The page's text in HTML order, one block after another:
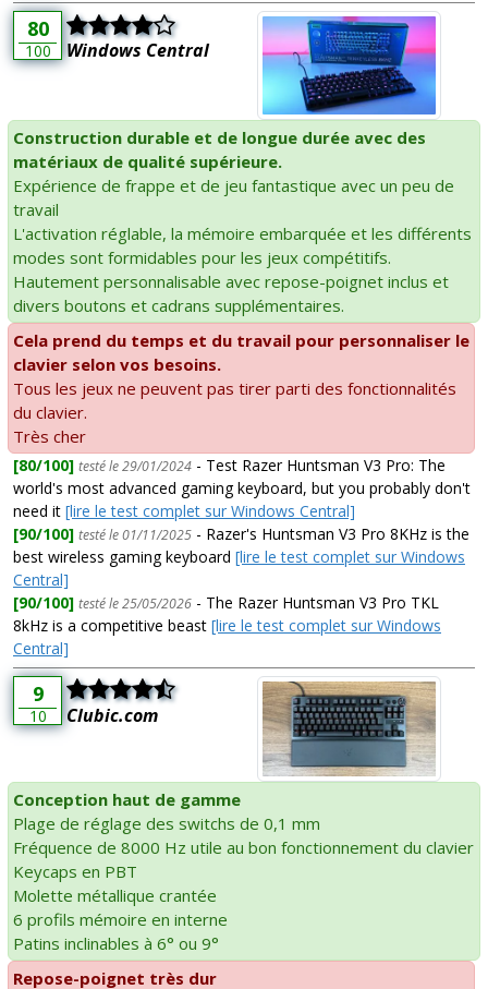
80
100 Windows Central
Construction durable et de longue durée avec des
matériaux de qualité supérieure.
Expérience de frappe et de jeu fantastique avec un peu de
travail
L'activation réglable, la mémoire embarquée et les différents
modes sont formidables pour les jeux compétitifs.
Hautement personnalisable avec repose-poignet inclus et
divers boutons et cadrans supplémentaires.
Cela prend du temps et du travail pour personnaliser le
clavier selon vos besoins.
Tous les jeux ne peuvent pas tirer parti des fonctionnalités
du clavier.
Très cher
[80/100] testé le 29/01/2024 - Test Razer Huntsman V3 Pro: The
world's most advanced gaming keyboard, but you probably don't
need it [lire le test complet sur Windows Central]
[90/100] testé le 01/11/2025 - Razer's Huntsman V3 Pro 8KHz is the
best wireless gaming keyboard [lire le test complet sur Windows
Central]
[90/100] testé le 25/05/2026 - The Razer Huntsman V3 Pro TKL
8kHz is a competitive beast [lire le test complet sur Windows
Central]
9
10 Clubic.com
Conception haut de gamme
Plage de réglage des switchs de 0,1 mm
Fréquence de 8000 Hz utile au bon fonctionnement du clavier
Keycaps en PBT
Molette métallique crantée
6 profils mémoire en interne
Patins inclinables à 6° ou 9°
Repose-poignet très dur